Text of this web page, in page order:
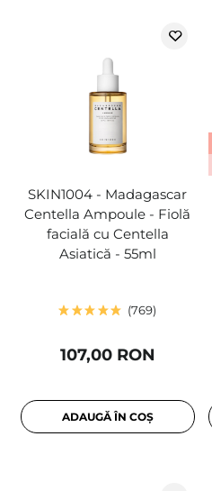
SKIN1004 - Madagascar
Centella Ampoule - Fiolă
facială cu Centella
Asiatică - 55ml
769
107,00 RON
ADAUGĂ ÎN COȘ